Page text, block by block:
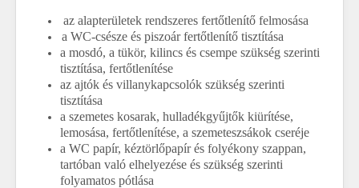
az alapterületek rendszeres fertőtlenítő felmosása
a WC-csésze és piszoár fertőtlenítő tisztítása
a mosdó, a tükör, kilincs és csempe szükség szerinti
tisztítása, fertőtlenítése
az ajtók és villanykapcsolók szükség szerinti
tisztítása
a szemetes kosarak, hulladékgyűjtők kiürítése,
lemosása, fertőtlenítése, a szemeteszsákok cseréje
a WC papír, kéztörlőpapír és folyékony szappan,
tartóban való elhelyezése és szükség szerinti
folyamatos pótlása